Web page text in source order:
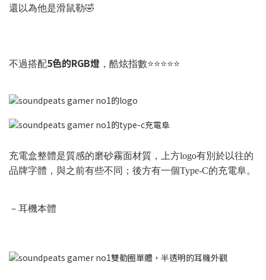
還以為他是滑鼠勒🤣
不過搭配5色的RGB燈 ，酷炫指數⭐⭐⭐⭐⭐
充電盒整體是質感的磨砂霧面材質，上方logo有別於以往的
品牌字體，與之前有些不同；後方有一個Type-C的充電阜。
－耳機本體